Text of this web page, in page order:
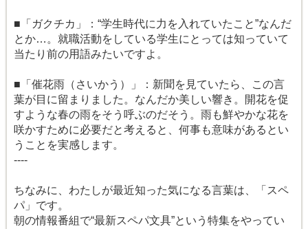
■「ガクチカ」：“学生時代に力を入れていたこと”なんだ
とか…。就職活動をしている学生にとっては知っていて
当たり前の用語みたいですよ。
■「催花雨（さいかう）」：新聞を見ていたら、この言
葉が目に留まりました。なんだか美しい響き。開花を促
すような春の雨をそう呼ぶのだそう。雨も鮮やかな花を
咲かすために必要だと考えると、何事も意味があるとい
うことを実感します。
----
ちなみに、わたしが最近知った気になる言葉は、「スペ
パ」です。
朝の情報番組で“最新スペパ文具”という特集をやってい